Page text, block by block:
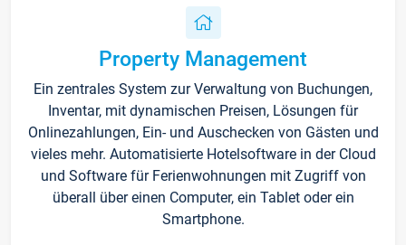
Property Management
Ein zentrales System zur Verwaltung von Buchungen,
Inventar, mit dynamischen Preisen, Lösungen für
Onlinezahlungen, Ein- und Auschecken von Gästen und
vieles mehr. Automatisierte Hotelsoftware in der Cloud
und Software für Ferienwohnungen mit Zugriff von
überall über einen Computer, ein Tablet oder ein
Smartphone.